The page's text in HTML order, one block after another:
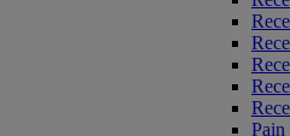
Pain